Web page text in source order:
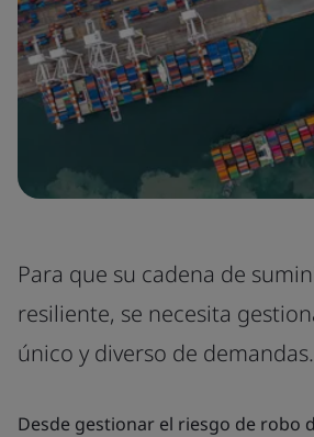
Para que su cadena de
resiliente, se necesita
único y diverso de demandas.
Desde gestionar el riesgo de robo